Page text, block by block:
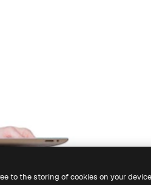
to the storing of cookies on your